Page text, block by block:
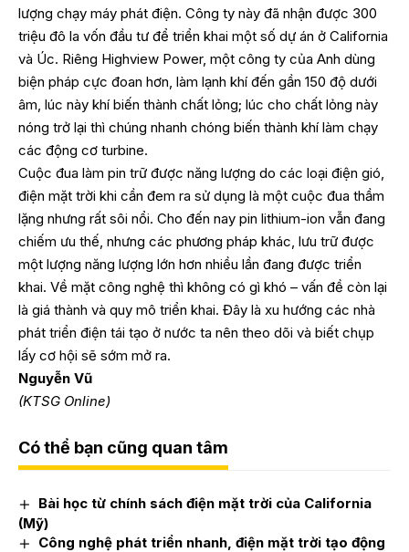
lượng chạy máy phát điện. Công ty này đã nhận được 300
triệu đô la vốn đầu tư để triển khai một số dự án ở California
và Úc. Riêng Highview Power, một công ty của Anh dùng
biện pháp cực đoan hơn, làm lạnh khí đến gần 150 độ dưới
âm, lúc này khí biến thành chất lỏng; lúc cho chất lỏng này
nóng trở lại thì chúng nhanh chóng biến thành khí làm chạy
các động cơ turbine.
Cuộc đua làm pin trữ được năng lượng do các loại điện gió,
điện mặt trời khi cần đem ra sử dụng là một cuộc đua thầm
lặng nhưng rất sôi nổi. Cho đến nay pin lithium-ion vẫn đang
chiếm ưu thế, nhưng các phương pháp khác, lưu trữ được
một lượng năng lượng lớn hơn nhiều lần đang được triển
khai. Về mặt công nghệ thì không có gì khó – vấn đề còn lại
là giá thành và quy mô triển khai. Đây là xu hướng các nhà
phát triển điện tái tạo ở nước ta nên theo dõi và biết chụp
lấy cơ hội sẽ sớm mở ra.
Nguyễn Vũ
(KTSG Online)
Có thể bạn cũng quan tâm
Bài học từ chính sách điện mặt trời của California
(Mỹ)
Công nghệ phát triển nhanh, điện mặt trời tạo động